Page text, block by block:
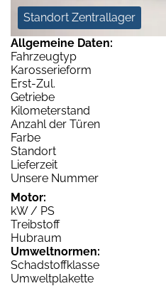
Standort Zentrallager
Allgemeine Daten:
Fahrzeugtyp
Karosserieform
Erst-Zul.
Getriebe
Kilometerstand
Anzahl der Türen
Farbe
Standort
Lieferzeit
Unsere Nummer
Motor:
kW / PS
Treibstoff
Hubraum
Umweltnormen:
Schadstoffklasse
Umweltplakette